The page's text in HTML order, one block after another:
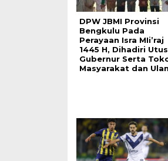
DPW JBMI Provinsi
Bengkulu Pada
Perayaan Isra MIi’raj
1445 H, Dihadiri
Gubernur Serta
Masyarakat dan